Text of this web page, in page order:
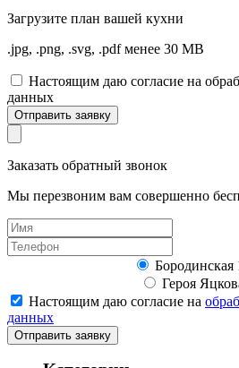
Загрузите план вашей кухни
.jpg, .png, .svg, .pdf менее 30 MB
Настоящим даю согласие на
данных
Отправить заявку
Заказать обратный звонок
Мы перезвоним вам совершенно
Бородинская
Героя
Настоящим даю согласие на
данных
Отправить заявку